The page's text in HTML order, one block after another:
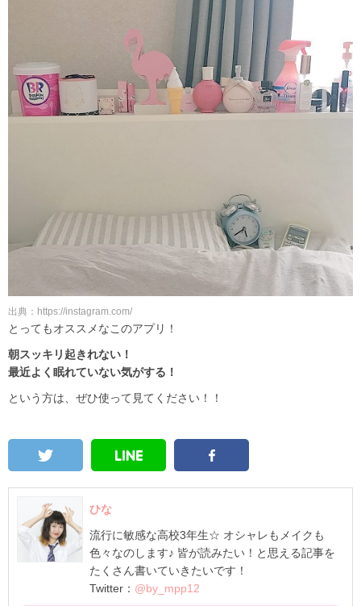
出典：https://instagram.com/
とってもオススメなこのアプリ！
朝スッキリ起きれない！
最近よく眠れていない気がする！
という方は、ぜひ使って見てください！！
ひな
流行に敏感な高校3年生☆ オシャレもメイクも
色々なのします♪ 皆が読みたい！と思える記事を
たくさん書いていきたいです！
Twitter： @by_mpp12